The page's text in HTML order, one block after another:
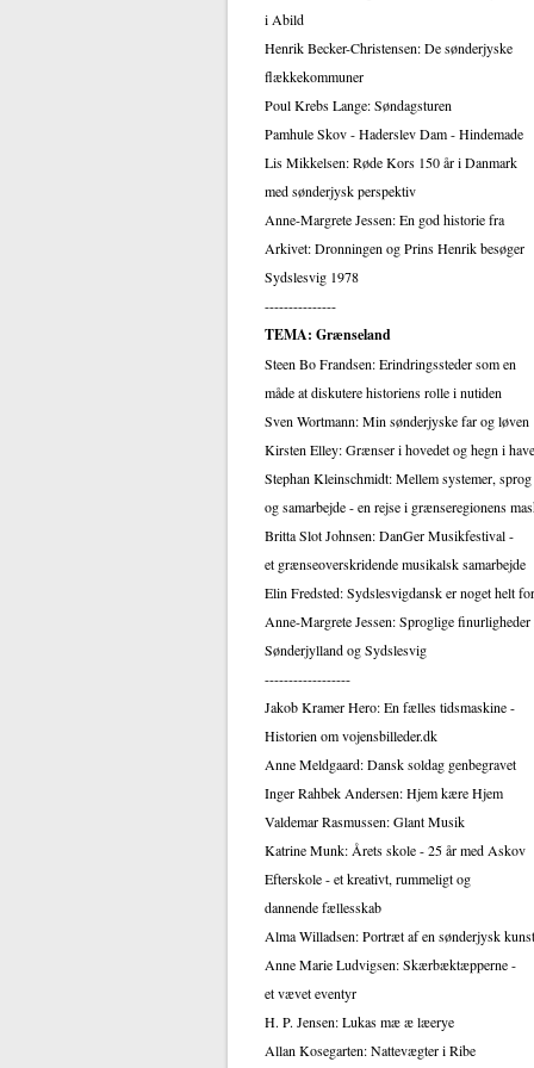
i Abild
Henrik Becker-Christensen: De sønderjyske
flækkekommuner
Poul Krebs Lange: Søndagsturen
Pamhule Skov - Haderslev Dam - Hindemade
Lis Mikkelsen: Røde Kors 150 år i Danmark
med sønderjysk perspektiv
Anne-Margrete Jessen: En god historie fra
Arkivet: Dronningen og Prins Henrik besøger
Sydslesvig 1978
---------------
TEMA: Grænseland
Steen Bo Frandsen: Erindringssteder som en
måde at diskutere historiens rolle i nutiden
Sven Wortmann: Min sønderjyske far og løven
Kirsten Elley: Grænser i hovedet og hegn i
Stephan Kleinschmidt: Mellem systemer, sprog
og samarbejde - en rejse i grænseregionens
Britta Slot Johnsen: DanGer Musikfestival -
et grænseoverskridende musikalsk samarbejde
Elin Fredsted: Sydslesvigdansk er noget helt
Anne-Margrete Jessen: Sproglige finurligheder
Sønderjylland og Sydslesvig
------------------
Jakob Kramer Hero: En fælles tidsmaskine -
Historien om vojensbilleder.dk
Anne Meldgaard: Dansk soldag genbegravet
Inger Rahbek Andersen: Hjem kære Hjem
Valdemar Rasmussen: Glant Musik
Katrine Munk: Årets skole - 25 år med Askov
Efterskole - et kreativt, rummeligt og
dannende fællesskab
Alma Willadsen: Portræt af en sønderjysk
Anne Marie Ludvigsen: Skærbæktæpperne -
et vævet eventyr
H. P. Jensen: Lukas mæ æ læerye
Allan Kosegarten: Nattevægter i Ribe